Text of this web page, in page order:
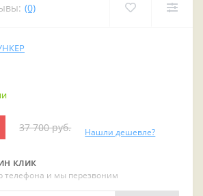
(0)
37 700 руб. Нашли дешевле?
клик
телефона и мы перезвоним